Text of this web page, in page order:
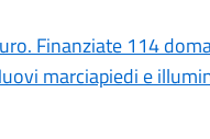
Finanziate 114
marciapiedi e